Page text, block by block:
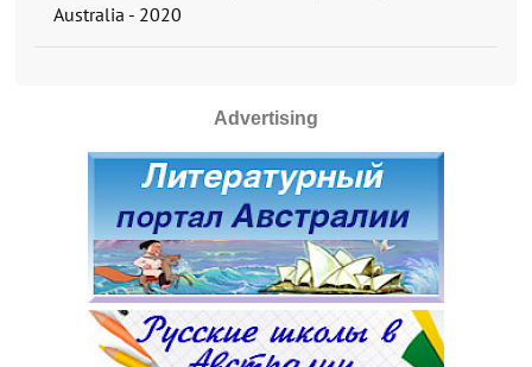
Australia - 2020
Advertising